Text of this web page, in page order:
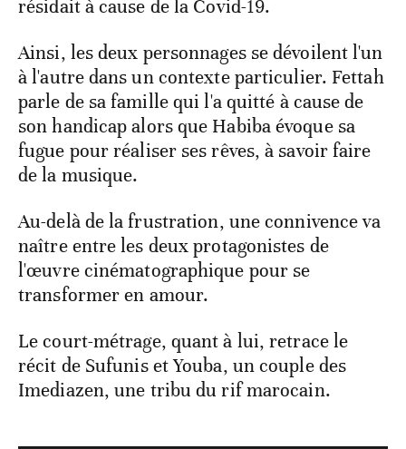
résidait à cause de la Covid-19.
Ainsi, les deux personnages se dévoilent l'un
à l'autre dans un contexte particulier. Fettah
parle de sa famille qui l'a quitté à cause de
son handicap alors que Habiba évoque sa
fugue pour réaliser ses rêves, à savoir faire
de la musique.
Au-delà de la frustration, une connivence va
naître entre les deux protagonistes de
l'œuvre cinématographique pour se
transformer en amour.
Le court-métrage, quant à lui, retrace le
récit de Sufunis et Youba, un couple des
Imediazen, une tribu du rif marocain.